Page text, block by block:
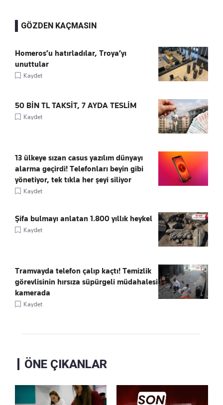
GÖZDEN KAÇMASIN
Homeros’u hatırladılar, Troya’yı
unuttular
Kaydet
50 BİN TL TAKSİT, 7 AYDA TESLİM
Kaydet
13 ülkeye sızan casus yazılım dünyayı
alarma geçirdi! Telefonları beyin gibi
yönetiyor, tek tıkla her şeyi siliyor
Kaydet
Şifa bulmayı anlatan 1.800 yıllık heykel
Kaydet
Tramvayda telefon çalıp kaçtı! Temizlik
görevlisinin hırsıza süpürgeli müdahalesi
kamerada
Kaydet
ÖNE ÇIKANLAR